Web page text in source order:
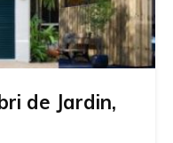
de Jardin,